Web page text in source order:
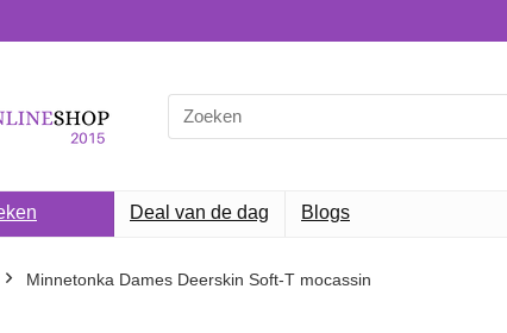
Search
for:
Deal van de dag Blogs
Minnetonka Dames Deerskin Soft-T mocassin